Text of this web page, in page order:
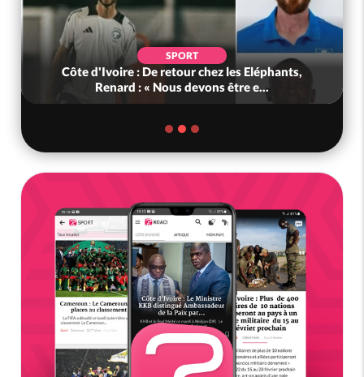
chez les Eléphants,
être e...
POLITIQUE
Ghana : Kenneth Adjei
Défense, Zanetor A-